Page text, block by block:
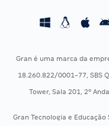
Concursos Fiscais
Concursos Saúde
Residência
Gran é uma marca da
18.260.822/0001-77, SBS
Tower, Sala 201, 2º
Gran Tecnologia e